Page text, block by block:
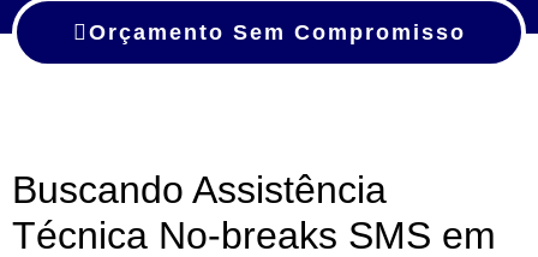
Orçamento Sem Compromisso
Buscando Assistência
Técnica No-breaks SMS em